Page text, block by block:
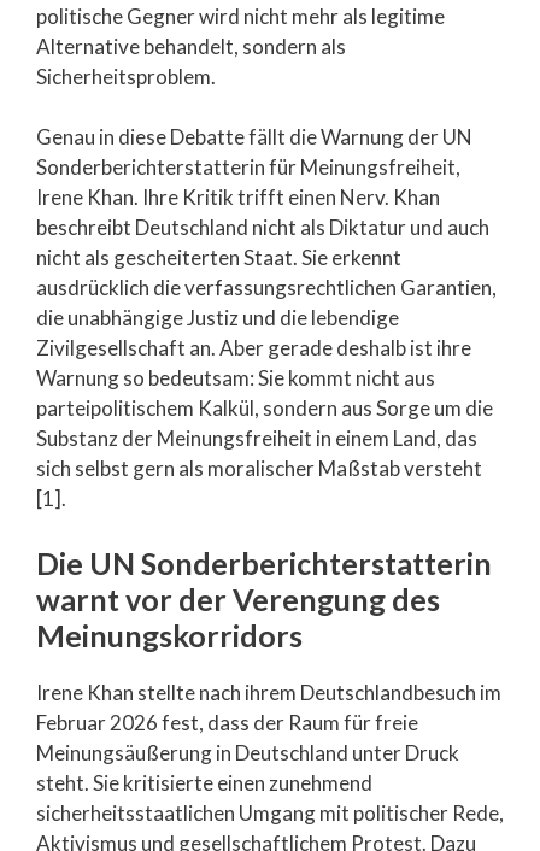
politische Gegner wird nicht mehr als legitime
Alternative behandelt, sondern als
Sicherheitsproblem.
Genau in diese Debatte fällt die Warnung der UN
Sonderberichterstatterin für Meinungsfreiheit,
Irene Khan. Ihre Kritik trifft einen Nerv. Khan
beschreibt Deutschland nicht als Diktatur und auch
nicht als gescheiterten Staat. Sie erkennt
ausdrücklich die verfassungsrechtlichen Garantien,
die unabhängige Justiz und die lebendige
Zivilgesellschaft an. Aber gerade deshalb ist ihre
Warnung so bedeutsam: Sie kommt nicht aus
parteipolitischem Kalkül, sondern aus Sorge um die
Substanz der Meinungsfreiheit in einem Land, das
sich selbst gern als moralischer Maßstab versteht
[1].
Die UN Sonderberichterstatterin
warnt vor der Verengung des
Meinungskorridors
Irene Khan stellte nach ihrem Deutschlandbesuch im
Februar 2026 fest, dass der Raum für freie
Meinungsäußerung in Deutschland unter Druck
steht. Sie kritisierte einen zunehmend
sicherheitsstaatlichen Umgang mit politischer Rede,
Aktivismus und gesellschaftlichem Protest. Dazu